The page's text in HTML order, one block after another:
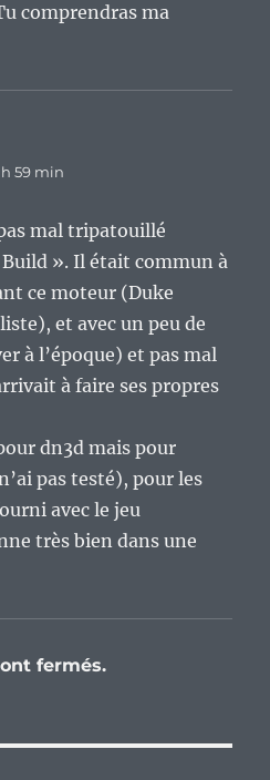
comprendras ma
59 min
mal tripatouillé
». Il était commun à
ce moteur (Duke
et avec un peu de
à l’époque) et pas mal
à faire ses propres
dn3d mais pour
pas testé), pour les
avec le jeu
très bien dans une
fermés.